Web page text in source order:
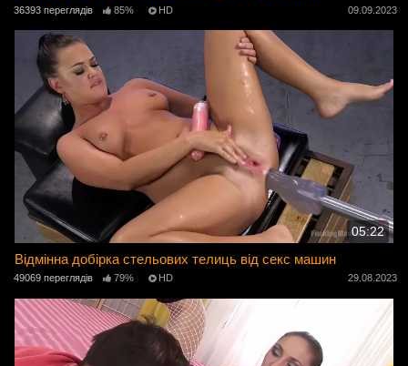
36393 переглядів 85% HD 09.09.2023
05:22
Відмінна добірка стельових телиць від секс машин
49069 переглядів 79% HD 29.08.2023